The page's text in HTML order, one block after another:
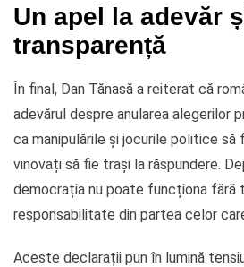
Un apel la adevăr
transparență
În final, Dan Tănasă a reiterat că
adevărul despre anularea alegerilor
ca manipulările și jocurile politice să
vinovați să fie trași la răspundere.
democrația nu poate funcționa fără
responsabilitate din partea celor
Aceste declarații pun în lumină